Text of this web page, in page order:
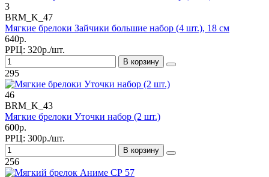
3
BRM_K_47
Мягкие брелоки Зайчики большие набор (4 шт.), 18 см
640р.
РРЦ: 320р./шт.
В корзину
295
46
BRM_K_43
Мягкие брелоки Уточки набор (2 шт.)
600р.
РРЦ: 300р./шт.
В корзину
256